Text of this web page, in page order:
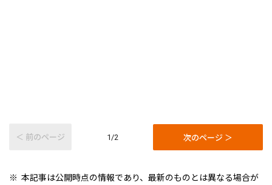
＜ 前のページ 1/2 次のページ ＞
本記事は公開時点の情報であり、最新のものとは異なる場合が